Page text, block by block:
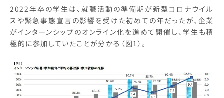
2022年卒の学生は、就職活動の準備期が新型コロナウイル
スや緊急事態宣言の影響を受けた初めての年だったが、企業
がインターンシップのオンライン化を進めて開催し、学生も積
極的に参加していたことが分かる（図1）。